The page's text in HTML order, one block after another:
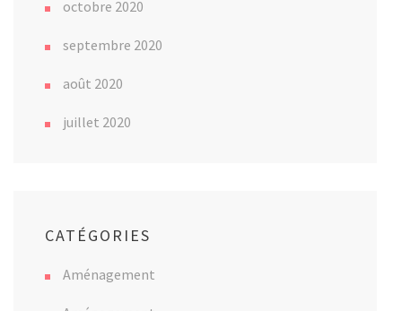
octobre 2020
septembre 2020
août 2020
juillet 2020
CATÉGORIES
Aménagement